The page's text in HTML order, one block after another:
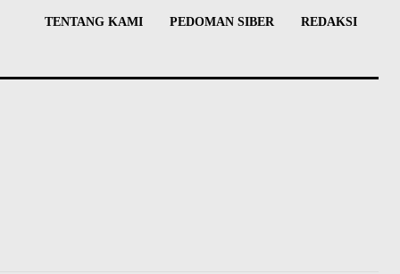
TENTANG KAMI PEDOMAN SIBER REDAKSI